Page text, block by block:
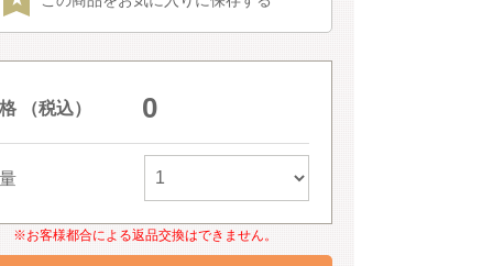
（税込） 0
※お客様都合による返品交換はできません。